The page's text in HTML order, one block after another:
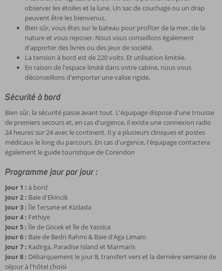
observer les étoiles et la lune. Un sac de couchage ou un drap
peuvent être les bienvenus.
Bien sûr, vous êtes sur le bateau pour profiter de la mer, de la
nature et vous reposer. Nous vous conseillons également
d'apporter des livres ou des jeux de société.
La tension à bord est de 220 volts. Et utilisation limitée.
En raison de l'espace limité dans votre cabine, nous vous
déconseillons d'emporter une valise rigide.
Sécurité à bord
Bien sûr, la sécurité passe avant tout. L'équipage dispose d'une trousse
de premiers secours et, en cas d'urgence, il existe une connexion radio
24 heures sur 24 avec le continent. Il y a plusieurs cliniques et postes
médicaux le long du parcours. En cas d'urgence, l'équipage contactera
également le guide touristique de Corendon
Programme jour par jour :
Jour 1 : à bord
Jour 2 : Baie d'Ekincik
Jour 3 : Île Tersane et Kizilada
Jour 4 : Fethiye
Jour 5 : Île de Göcek et île de Yassica
Jour 6 : Baie de Bedri Rahmi & Baie d'Aga Limani
Jour 7 : Kadirga, Paradise Island et Marmaris
Jour 8 : Débarquement le jour 8, transfert vers et la dernière semaine de
séjour à l'hôtel choisi